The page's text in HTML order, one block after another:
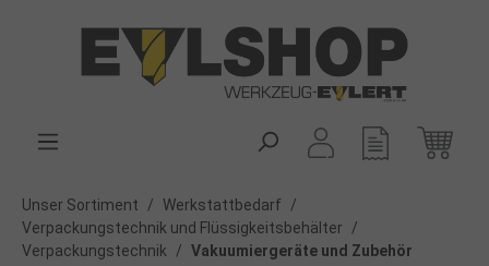
Unser Sortiment / Werkstattbedarf /
Verpackungstechnik und Flüssigkeitsbehälter
/
Verpackungstechnik
/ Vakuumiergeräte und Zubehör